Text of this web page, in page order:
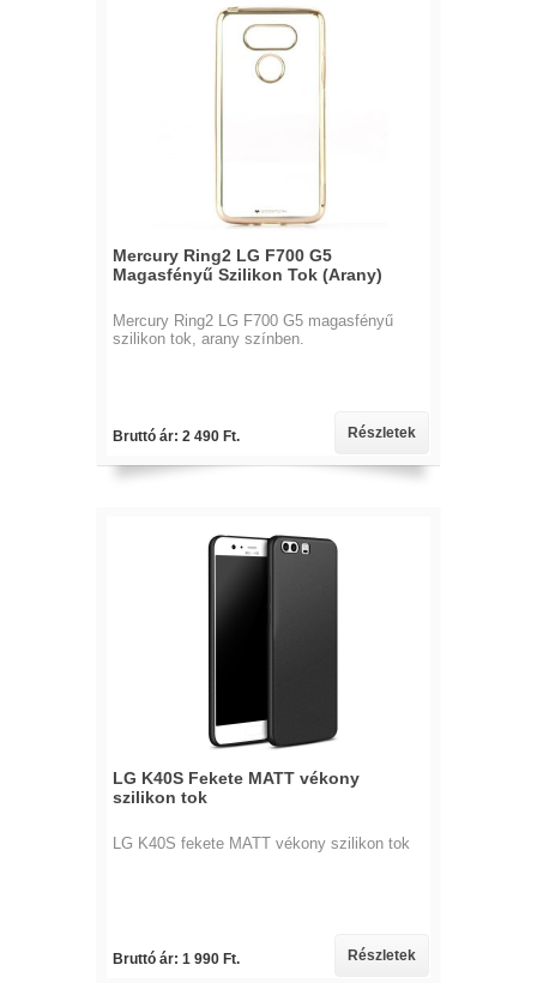
Mercury Ring2 LG F700 G5
Magasfényű Szilikon Tok (Arany)
Mercury Ring2 LG F700 G5 magasfényű
szilikon tok, arany színben.
Bruttó ár: 2 490 Ft. Részletek
LG K40S Fekete MATT vékony
szilikon tok
LG K40S fekete MATT vékony szilikon tok
Bruttó ár: 1 990 Ft. Részletek